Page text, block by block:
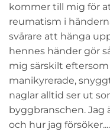
kommer till mig för
reumatism i
svårare att hänga
hennes händer gör
mig särskilt
manikyrerade,
naglar alltid ser ut
byggbranschen.
och hur jag